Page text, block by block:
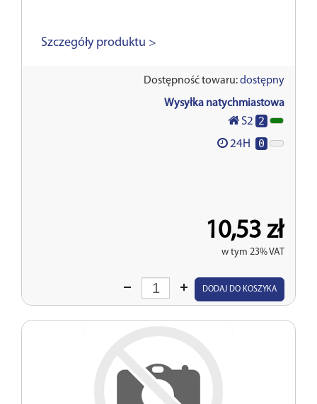
Szczegóły produktu >
Dostępność towaru:dostępny
Wysyłka natychmiastowa
S2 2
24H 0
10,53 zł
w tym 23% VAT
Wprowadź
DODAJ DO KOSZYKA